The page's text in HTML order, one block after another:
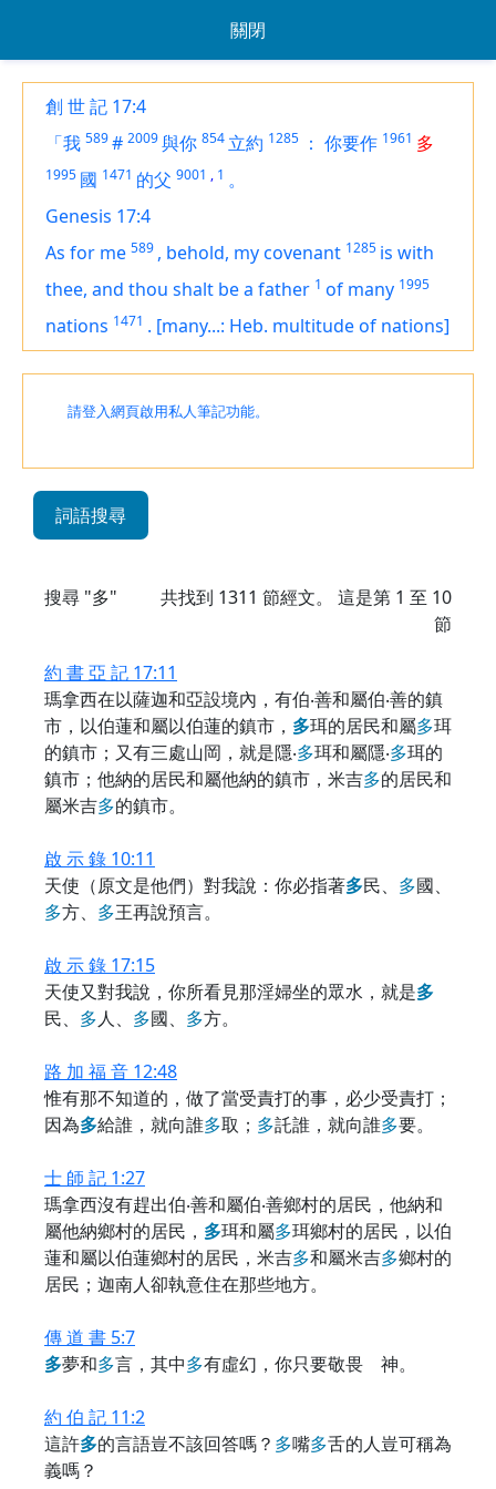
關閉
創 世 記 17:4
「我 589# 2009與你 854 立約 1285 ： 你要作 1961 多
1995 國 1471 的父 9001 , 1 。
Genesis 17:4
As for me 589 , behold, my covenant 1285 is with
thee, and thou shalt be a father 1 of many 1995
nations 1471 . [many...: Heb. multitude of nations]
請登入網頁啟用私人筆記功能。
詞語搜尋
搜尋 "多" 共找到 1311 節經文。 這是第 1 至 10
節
約 書 亞 記 17:11
瑪拿西在以薩迦和亞設境內，有伯‧善和屬伯‧善的鎮
市，以伯蓮和屬以伯蓮的鎮市， 多珥的居民和屬多珥
的鎮市；又有三處山岡，就是隱‧多珥和屬隱‧多珥的
鎮市；他納的居民和屬他納的鎮市，米吉多的居民和
屬米吉多的鎮市。
啟 示 錄 10:11
天使（原文是他們）對我說：你必指著多民、 多國、
多方、 多王再說預言。
啟 示 錄 17:15
天使又對我說，你所看見那淫婦坐的眾水，就是多
民、 多人、 多國、 多方。
路 加 福 音 12:48
惟有那不知道的，做了當受責打的事，必少受責打；
因為多給誰，就向誰多取； 多託誰，就向誰多要。
士 師 記 1:27
瑪拿西沒有趕出伯‧善和屬伯‧善鄉村的居民，他納和
屬他納鄉村的居民， 多珥和屬多珥鄉村的居民，以伯
蓮和屬以伯蓮鄉村的居民，米吉多和屬米吉多鄉村的
居民；迦南人卻執意住在那些地方。
傳 道 書 5:7
多夢和多言，其中多有虛幻，你只要敬畏 神。
約 伯 記 11:2
這許多的言語豈不該回答嗎？ 多嘴多舌的人豈可稱為
義嗎？